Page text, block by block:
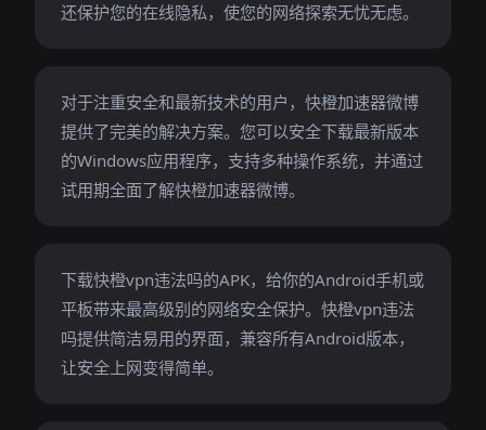
还保护您的在线隐私，使您的网络探索无忧无虑。
对于注重安全和最新技术的用户，快橙加速器微博
提供了完美的解决方案。您可以安全下载最新版本
的Windows应用程序，支持多种操作系统，并通过
试用期全面了解快橙加速器微博。
下载快橙vpn违法吗的APK，给你的Android手机或
平板带来最高级别的网络安全保护。快橙vpn违法
吗提供简洁易用的界面，兼容所有Android版本，
让安全上网变得简单。